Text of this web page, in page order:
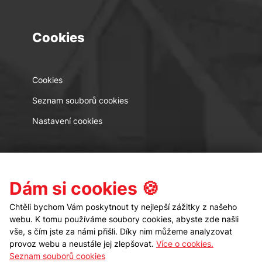
Cookies
Cookies
Seznam souborů cookies
Nastavení cookies
Kontakt Sledujte nás
Dám si cookies 🍪
Chtěli bychom Vám poskytnout ty nejlepší zážitky z našeho
webu. K tomu používáme soubory cookies, abyste zde našli
vše, s čím jste za námi přišli. Díky nim můžeme analyzovat
provoz webu a neustále jej zlepšovat. Více o cookies.
Seznam souborů cookies